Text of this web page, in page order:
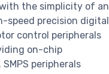
the simplicity of an
speed precision digital
control peripherals
on-chip
peripherals